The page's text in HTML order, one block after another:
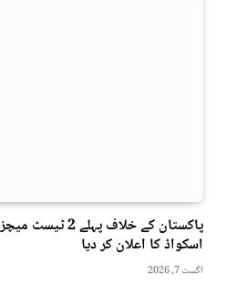
اسکواڈ کا اعلان کر دیا
اگست 7, 2026